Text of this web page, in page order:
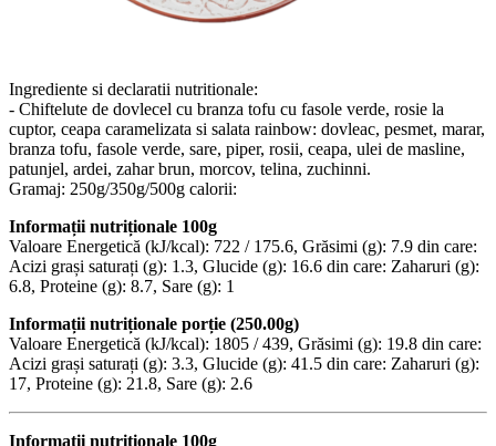
Ingrediente si declaratii nutritionale:
- Chiftelute de dovlecel cu branza tofu cu fasole verde, rosie la
cuptor, ceapa caramelizata si salata rainbow: dovleac, pesmet, marar,
branza tofu, fasole verde, sare, piper, rosii, ceapa, ulei de masline,
patunjel, ardei, zahar brun, morcov, telina, zuchinni.
Gramaj: 250g/350g/500g calorii:
Informații nutriționale 100g
Valoare Energetică (kJ/kcal): 722 / 175.6, Grăsimi (g): 7.9 din care:
Acizi grași saturați (g): 1.3, Glucide (g): 16.6 din care: Zaharuri (g):
6.8, Proteine (g): 8.7, Sare (g): 1
Informații nutriționale porție (250.00g)
Valoare Energetică (kJ/kcal): 1805 / 439, Grăsimi (g): 19.8 din care:
Acizi grași saturați (g): 3.3, Glucide (g): 41.5 din care: Zaharuri (g):
17, Proteine (g): 21.8, Sare (g): 2.6
Informații nutriționale 100g